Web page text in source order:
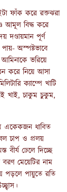
ফাঁক করে রক্তঝরা
আমূল বিদ্ধ করে
পূর্ণ
অস্পষ্টভাবে
ভরিয়ে
করে নিয়ে আসা
ক্যাম্পে খাটি
খাই, চাকুম চুকুম,
একেকজন ধাবিত
চাপ ও প্রলয়
ঢেলে দিচ্ছে
মেয়েটির নাম
পড়লে পায়ুতে রতি